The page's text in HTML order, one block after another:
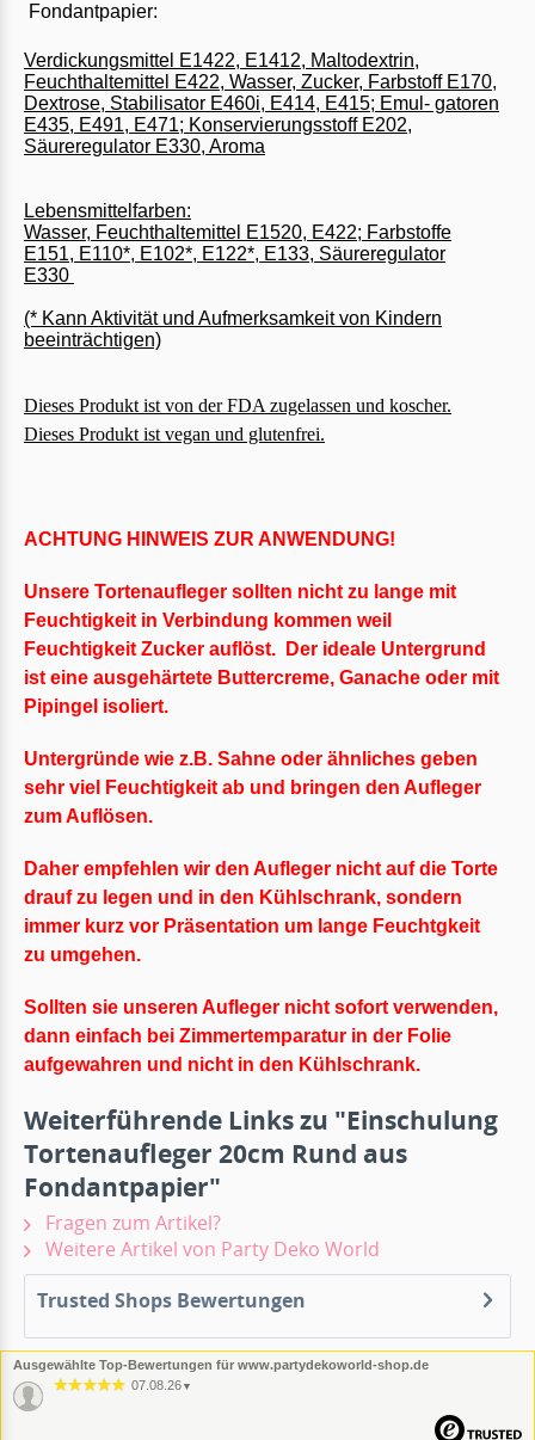
Fondantpapier:
Verdickungsmittel E1422, E1412, Maltodextrin,
Feuchthaltemittel E422, Wasser, Zucker, Farbstoff E170,
Dextrose, Stabilisator E460i, E414, E415; Emul- gatoren
E435, E491, E471; Konservierungsstoff E202,
Säureregulator E330, Aroma
Lebensmittelfarben:
Wasser, Feuchthaltemittel E1520, E422; Farbstoffe
E151, E110*, E102*, E122*, E133, Säureregulator
E330
(* Kann Aktivität und Aufmerksamkeit von Kindern
beeinträchtigen)
Dieses Produkt ist von der FDA zugelassen und koscher.
Dieses Produkt ist vegan und glutenfrei.
ACHTUNG HINWEIS ZUR ANWENDUNG!
Unsere Tortenaufleger sollten nicht zu lange mit
Feuchtigkeit in Verbindung kommen weil
Feuchtigkeit Zucker auflöst.
Der ideale Untergrund
ist eine ausgehärtete Buttercreme, Ganache oder mit
Pipingel isoliert.
Untergründe wie z.B. Sahne oder ähnliches geben
sehr viel Feuchtigkeit ab und bringen den Aufleger
zum Auflösen.
Daher empfehlen wir den Aufleger nicht auf die Torte
drauf zu legen und in den Kühlschrank, sondern
immer kurz vor Präsentation um lange Feuchtgkeit
zu umgehen.
Sollten sie unseren Aufleger nicht sofort verwenden,
dann einfach bei Zimmertemparatur in der Folie
aufgewahren und nicht in den Kühlschrank.
Weiterführende Links zu "Einschulung
Tortenaufleger 20cm Rund aus
Fondantpapier"
Fragen zum Artikel?
Weitere Artikel von Party Deko World
Trusted Shops Bewertungen
Ausgewählte Top-Bewertungen für www.partydekoworld-shop.de
07.08.26 ▼